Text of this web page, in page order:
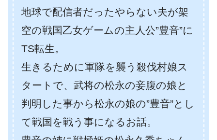
地球で配信者だったやらない夫が架
空の戦国乙女ゲームの主人公”豊音”に
TS転生。
生きるために軍隊を襲う殺伐村娘ス
タートで、武将の松永の妾腹の娘と
判明した事から松永の娘の”豊音”とし
て戦国を戦う事になるお話。